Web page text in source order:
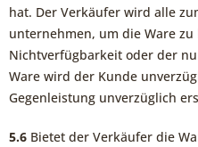
hat. Der Verkäufer wird alle
unternehmen, um die Ware
Nichtverfügbarkeit oder der
Ware wird der Kunde
Gegenleistung unverzüglich
5.6 Bietet der Verkäufer die